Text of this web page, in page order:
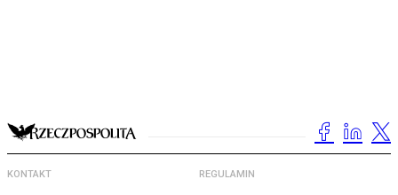
KONTAKT REGULAMIN